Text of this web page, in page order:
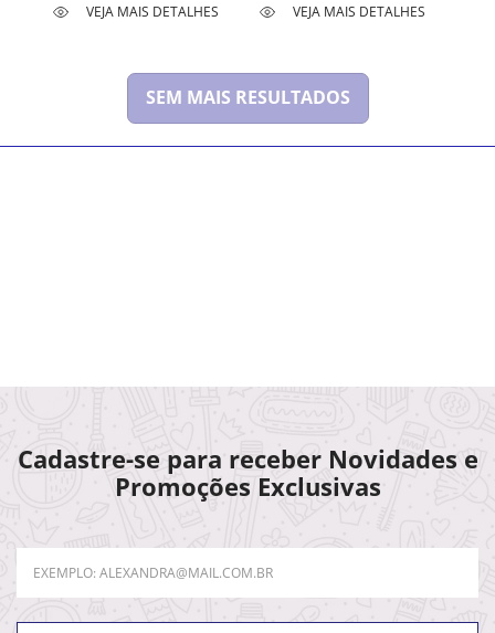
VEJA MAIS DETALHES VEJA MAIS DETALHES
SEM MAIS RESULTADOS
Cadastre-se para receber Novidades e
Promoções Exclusivas